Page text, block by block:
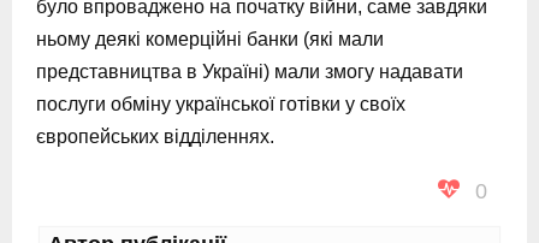
було впроваджено на початку війни, саме завдяки
ньому деякі комерційні банки (які мали
представництва в Україні) мали змогу надавати
послуги обміну української готівки у своїх
європейських відділеннях.
0